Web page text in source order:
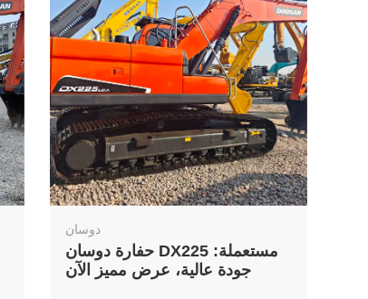
دوسان
حفارة دوسان DX225 مستعملة:
جودة عالية، عرض مميز الآن